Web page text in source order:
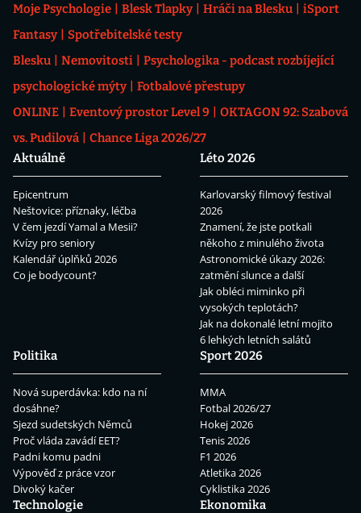
Moje Psychologie Blesk Tlapky Hráči na Blesku
iSport
Fantasy
Spotřebitelské testy
Blesku
Nemovitosti
Psychologika - podcast rozbíjející
psychologické mýty
Fotbalové přestupy
ONLINE
Eventový prostor Level 9
OKTAGON 92: Szabová
vs. Pudilová
Chance Liga 2026/27
Aktuálně
Epicentrum
Neštovice: příznaky, léčba
V čem jezdí Yamal a Mesii?
Kvízy pro seniory
Kalendář úplňků 2026
Co je bodycount?
Léto 2026
Karlovarský filmový festival
2026
Znamení, že jste potkali
někoho z minulého života
Astronomické úkazy 2026:
zatmění slunce a další
Jak obléci miminko při
vysokých teplotách?
Jak na dokonalé letní mojito
6 lehkých letních salátů
Politika
Nová superdávka: kdo na ní
dosáhne?
Sjezd sudetských Němců
Proč vláda zavádí EET?
Padni komu padni
Výpověď z práce vzor
Divoký kačer
Sport 2026
MMA
Fotbal 2026/27
Hokej 2026
Tenis 2026
F1 2026
Atletika 2026
Cyklistika 2026
Technologie
Ekonomika